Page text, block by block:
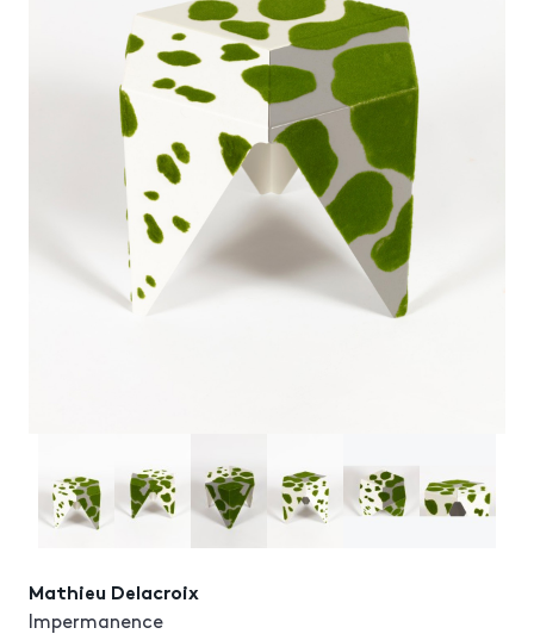
Mathieu Delacroix
Impermanence